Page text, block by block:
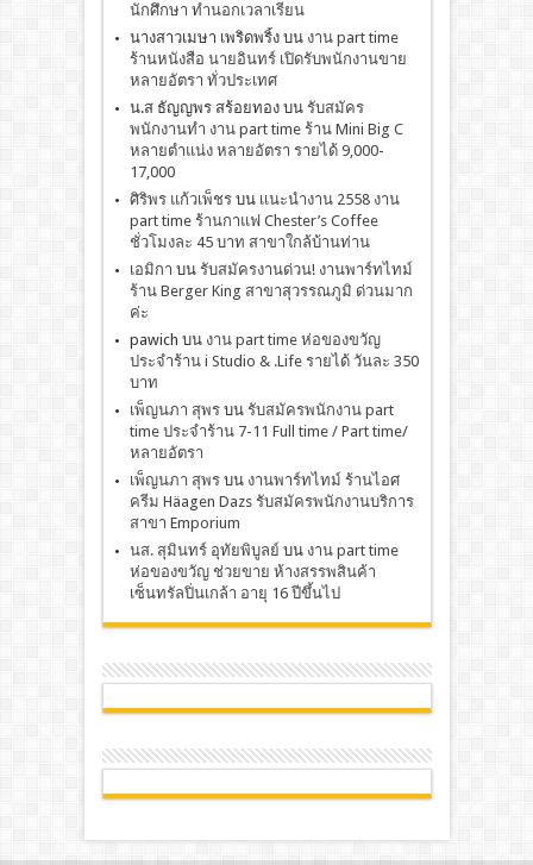
นักศึกษา ทำนอกเวลาเรียน
นางสาวเมษา เพริดพริ้งบน งาน part time
ร้านหนังสือ นายอินทร์ เปิดรับพนักงานขาย
หลายอัตรา ทั่วประเทศ
น.ส ธัญญพร สร้อยทองบน รับสมัคร
พนักงานทำ งาน part time ร้าน Mini Big C
หลายตำแน่ง หลายอัตรา รายได้ 9,000-
17,000
ศิริพร แก้วเพ็ชรบน เเนะนำงาน 2558 งาน
part time ร้านกาแฟ Chester’s Coffee
ชั่วโมงละ 45 บาท สาขาใกล้บ้านท่าน
เอมิกา บน รับสมัครงานด่วน! งานพาร์ทไทม์
ร้าน Berger King สาขาสุวรรณภูมิ ด่วนมาก
ค่ะ
pawich บน งาน part time ห่อของขวัญ
ประจำร้าน i Studio & .Life รายได้ วันละ 350
บาท
เพ็ญนภา สุพรบน รับสมัครพนักงาน part
time ประจำร้าน 7-11 Full time / Part time/
หลายอัตรา
เพ็ญนภา สุพรบน งานพาร์ทไทม์ ร้านไอศ
ครีม Häagen Dazs รับสมัครพนักงานบริการ
สาขา Emporium
นส. สุมินทร์ อุทัยพิบูลย์ บน งาน part time
ห่อของขวัญ ช่วยขาย ห้างสรรพสินค้า
เซ็นทรัลปิ่นเกล้า อายุ 16 ปีขึ้นไป